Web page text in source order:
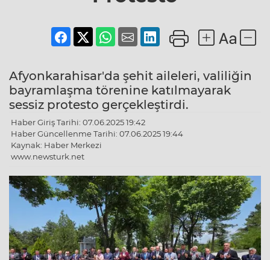
Afyonkarahisar'da şehit aileleri, valiliğin
bayramlaşma törenine katılmayarak
sessiz protesto gerçekleştirdi.
Haber Giriş Tarihi: 07.06.2025 19:42
Haber Güncellenme Tarihi: 07.06.2025 19:44
Kaynak: Haber Merkezi
www.newsturk.net